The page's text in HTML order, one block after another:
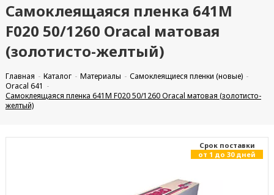
Самоклеящаяся пленка 641M
F020 50/1260 Oracal матовая
(золотисто-желтый)
Главная Каталог Материалы
Самоклеящиеся пленки (новые)
Oracal 641
Самоклеящаяся пленка 641M F020 50/1260 Oracal матовая (золотисто-
желтый)
Cрок поставки
от 1 до 30 дней